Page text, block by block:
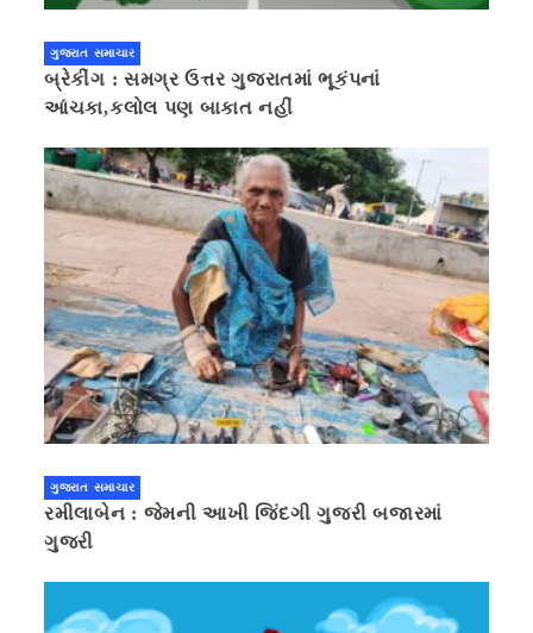
ગુજરાત સમાચાર
બ્રેકીંગ : સમગ્ર ઉત્તર ગુજરાતમાં ભૂકંપનાં
આંચકા,કલોલ પણ બાકાત નહીં
ગુજરાત સમાચાર
રમીલાબેન : જેમની આખી જિંદગી ગુજરી બજારમાં
ગુજરી